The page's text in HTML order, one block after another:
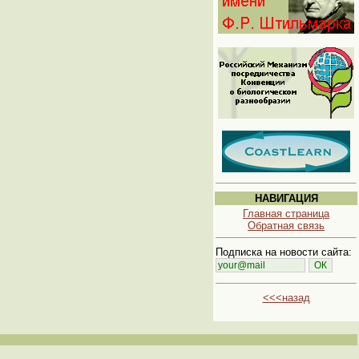
НАВИГАЦИЯ
Главная страница
Обратная связь
Подписка на новости сайта:
<<<назад